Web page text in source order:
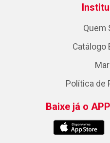
Quem
Catálogo
Política de
Baixe já o